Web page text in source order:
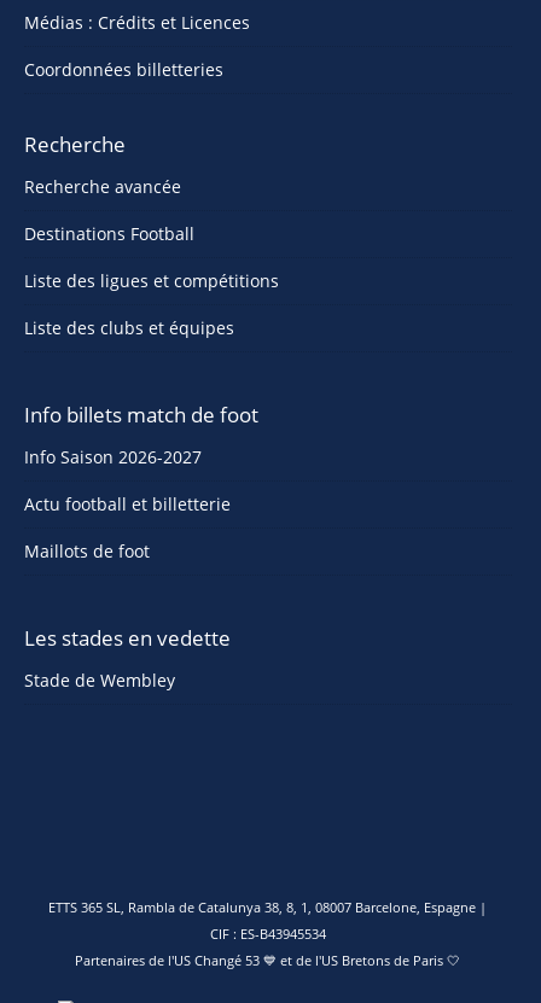
Médias : Crédits et Licences
Coordonnées billetteries
Recherche
Recherche avancée
Destinations Football
Liste des ligues et compétitions
Liste des clubs et équipes
Info billets match de foot
Info Saison 2026-2027
Actu football et billetterie
Maillots de foot
Les stades en vedette
Stade de Wembley
ETTS 365 SL, Rambla de Catalunya 38, 8, 1, 08007 Barcelone, Espagne |
CIF : ES-B43945534
Partenaires de l'US Changé 53 💙 et de l'US Bretons de Paris 🤍